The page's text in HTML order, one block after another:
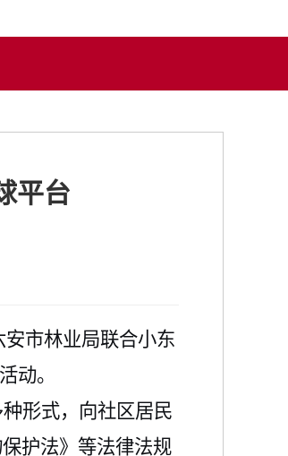
平台
安市林业局联合小东
动。
形式，向社区居民
护法》等法律法规